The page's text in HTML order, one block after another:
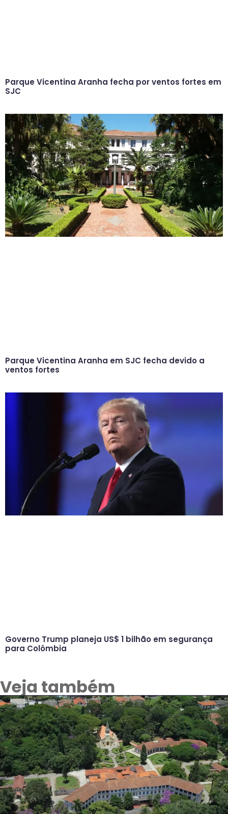
Parque Vicentina Aranha fecha por ventos fortes em
SJC
Parque Vicentina Aranha em SJC fecha devido a
ventos fortes
Governo Trump planeja US$ 1 bilhão em segurança
para Colômbia
Veja também